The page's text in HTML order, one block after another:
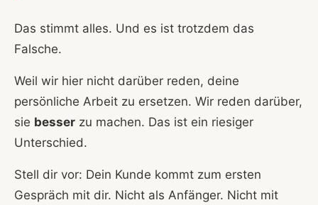
Das stimmt alles. Und es ist trotzdem das
Falsche.
Weil wir hier nicht darüber reden, deine
persönliche Arbeit zu ersetzen. Wir reden darüber,
sie besser zu machen. Das ist ein riesiger
Unterschied.
Stell dir vor: Dein Kunde kommt zum ersten
Gespräch mit dir. Nicht als Anfänger. Nicht mit